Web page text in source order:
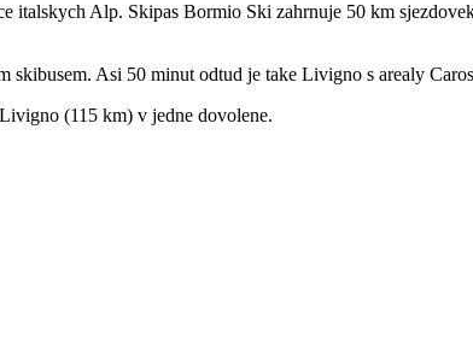
italskych Alp. Skipas Bormio Ski zahrnuje 50 km
skibusem. Asi 50 minut odtud je take Livigno s arealy
(115 km) v jedne dovolene.